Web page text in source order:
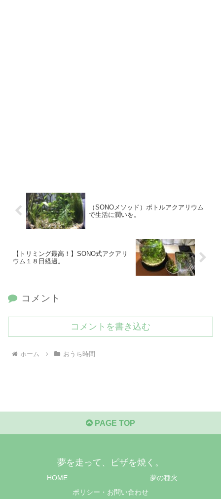
（SONOメソッド）ボトルアクアリウム
で生活に潤いを。
【トリミング最高！】SONO式アクアリ
ウム１８日経過。
コメント
コメントを書き込む
ホーム おうち時間
PAGE TOP
夢を走って、ピザを焼く。
HOME
夢の種火
ポリシー・お問い合わせ